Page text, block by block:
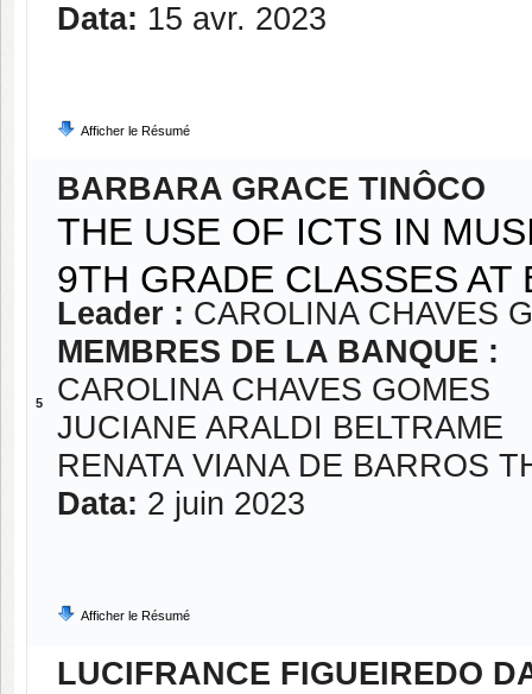
Data: 15 avr. 2023
Afficher le Résumé
5
BARBARA GRACE TINÔCO
THE USE OF ICTS IN
9TH GRADE CLASSES AT
Leader : CAROLINA CHAVES
MEMBRES DE LA BANQUE :
CAROLINA CHAVES GOMES
JUCIANE ARALDI BELTRAME
RENATA VIANA DE BARROS
Data: 2 juin 2023
Afficher le Résumé
LUCIFRANCE FIGUEIREDO